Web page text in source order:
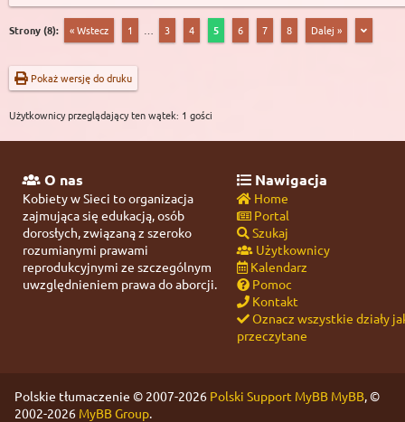
Strony (8): « Wstecz 1 3 4 5 6 7 8 Dalej »
Pokaż wersję do druku
Użytkownicy przeglądający ten wątek: 1 gości
O nas
Kobiety w Sieci to organizacja
zajmująca się edukacją, osób
dorosłych, związaną z szeroko
rozumianymi prawami
reprodukcyjnymi ze szczególnym
uwzględnieniem prawa do aborcji.
Nawigacja
Home
Portal
Szukaj
Użytkownicy
Kalendarz
Pomoc
Kontakt
Oznacz wszystkie działy
przeczytane
Polskie tłumaczenie © 2007-2026 Polski Support MyBB MyBB, ©
2002-2026 MyBB Group.